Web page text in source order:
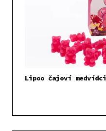
Lipoo čajoví